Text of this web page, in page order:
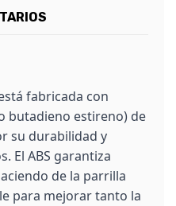
fabricada con
butadieno estireno) de
su durabilidad y
El ABS garantiza
de la parrilla
para mejorar tanto la